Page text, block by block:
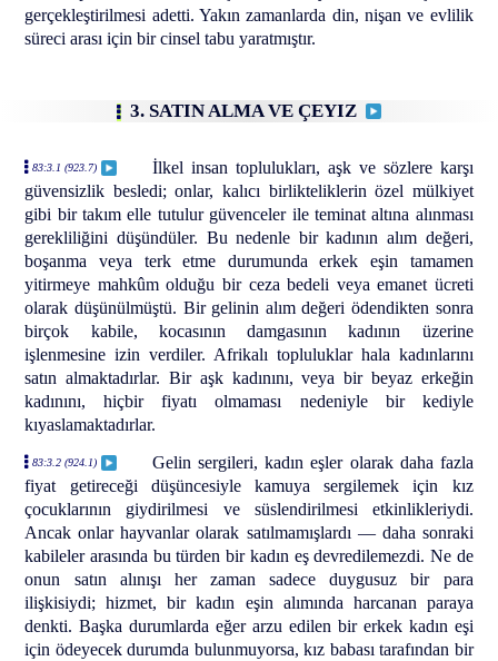
gerçekleştirilmesi adetti. Yakın zamanlarda din, nişan ve evlilik
süreci arası için bir cinsel tabu yaratmıştır.
3. SATIN ALMA VE ÇEYIZ
83:3.1 (923.7)
İlkel insan toplulukları, aşk ve sözlere karşı
güvensizlik besledi; onlar, kalıcı birlikteliklerin özel mülkiyet
gibi bir takım elle tutulur güvenceler ile teminat altına alınması
gerekliliğini düşündüler. Bu nedenle bir kadının alım değeri,
boşanma veya terk etme durumunda erkek eşin tamamen
yitirmeye mahkûm olduğu bir ceza bedeli veya emanet ücreti
olarak düşünülmüştü. Bir gelinin alım değeri ödendikten sonra
birçok kabile, kocasının damgasının kadının üzerine
işlenmesine izin verdiler. Afrikalı topluluklar hala kadınlarını
satın almaktadırlar. Bir aşk kadınını, veya bir beyaz erkeğin
kadınını, hiçbir fiyatı olmaması nedeniyle bir kediyle
kıyaslamaktadırlar.
83:3.2 (924.1)
Gelin sergileri, kadın eşler olarak daha fazla
fiyat getireceği düşüncesiyle kamuya sergilemek için kız
çocuklarının giydirilmesi ve süslendirilmesi etkinlikleriydi.
Ancak onlar hayvanlar olarak satılmamışlardı — daha sonraki
kabileler arasında bu türden bir kadın eş devredilemezdi. Ne de
onun satın alınışı her zaman sadece duygusuz bir para
ilişkisiydi; hizmet, bir kadın eşin alımında harcanan paraya
denkti. Başka durumlarda eğer arzu edilen bir erkek kadın eşi
için ödeyecek durumda bulunmuyorsa, kız babası tarafından bir